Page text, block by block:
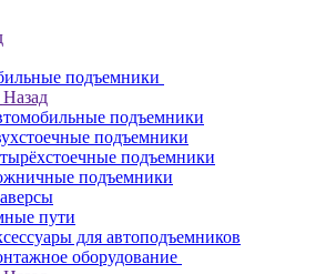
подъемники
Назад
подъемники
подъемники
подъемники
подъемники
пути
для автоподъемников
оборудование